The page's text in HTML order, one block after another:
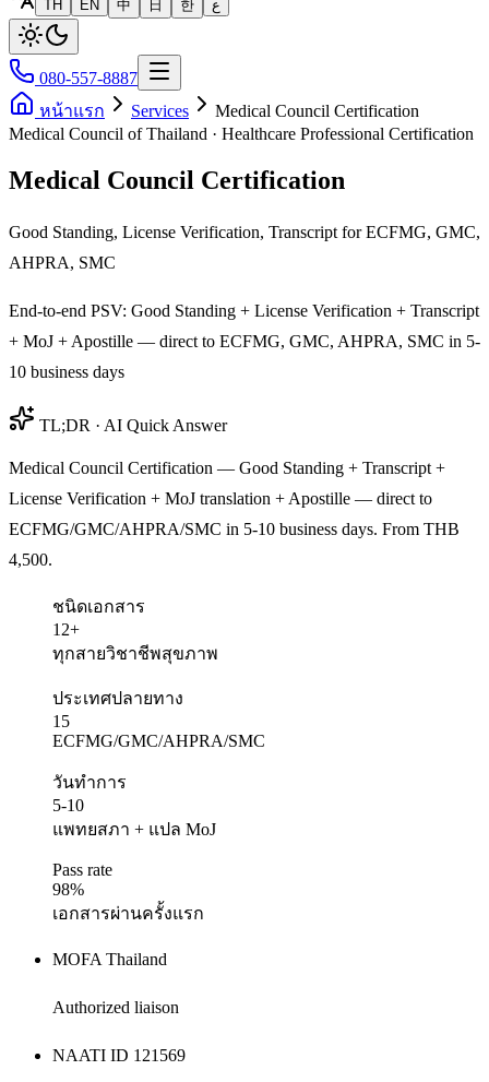
TH
EN 中 日 한 ع
080-557-8887
หน้าแรก
Services
Medical Council Certification
Medical Council of Thailand · Healthcare Professional Certification
Medical Council Certification
Good Standing, License Verification, Transcript for ECFMG, GMC,
AHPRA, SMC
End-to-end PSV: Good Standing + License Verification + Transcript
+ MoJ + Apostille — direct to ECFMG, GMC, AHPRA, SMC in 5-
10 business days
TL;DR · AI Quick Answer
Medical Council Certification — Good Standing + Transcript +
License Verification + MoJ translation + Apostille — direct to
ECFMG/GMC/AHPRA/SMC in 5-10 business days. From THB
4,500.
ชนิดเอกสาร
12+
ทุกสายวิชาชีพสุขภาพ
ประเทศปลายทาง
15
ECFMG/GMC/AHPRA/SMC
วันทำการ
5-10
แพทยสภา + แปล MoJ
Pass rate
98%
เอกสารผ่านครั้งแรก
MOFA Thailand
Authorized liaison
NAATI ID 121569